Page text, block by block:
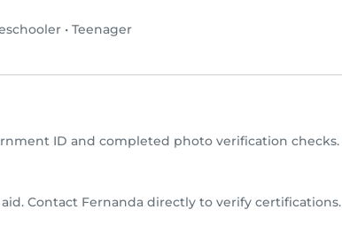
• Teenager
ID and completed photo verification checks.
Contact Fernanda directly to verify certifications.